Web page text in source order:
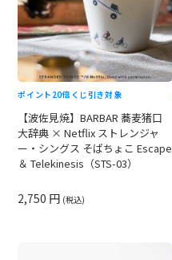
ポイント20倍 くじ引き対象
【波佐見焼】BARBAR 蕎麦猪口
大辞典 × Netflix ストレンジャ
ー・シングス そばちょこ Escape
＆ Telekinesis（STS-03）
2,750 円 (税込)